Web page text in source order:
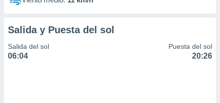
de
Salida y Puesta del sol
Salida del sol
06:04
Puesta del sol
20:26